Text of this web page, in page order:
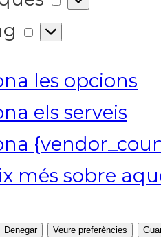
Marketing
les opcions
els serveis
més sobre
Denegar Veure preferències